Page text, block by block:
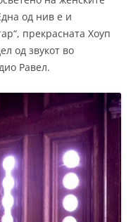
од нив е и
прекрасната Хоуп
од звукот во
Равел.